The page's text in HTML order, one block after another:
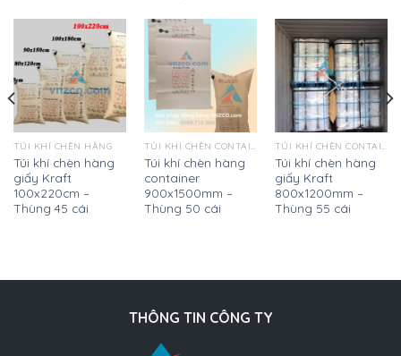
TÚI KHÍ CHÈN HÀNG
Túi khí chèn hàng
giấy Kraft
100x220cm –
Thùng 45 cái
TÚI KHÍ CHÈN CONTAINER
Túi khí chèn hàng
container
900x1500mm –
Thùng 50 cái
TÚI KHÍ CHÈN CONTAINER
Túi khí chèn hàng
giấy Kraft
800x1200mm –
Thùng 55 cái
THÔNG TIN CÔNG TY